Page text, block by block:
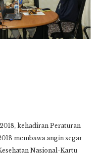
kehadiran Peraturan
membawa angin segar
Nasional-Kartu